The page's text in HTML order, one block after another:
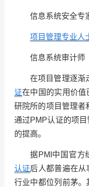
信息系统安全专
项目管理专业人
信息系统审计师
在项目管理逐渐
证在中国的实用价值
研院所的项目管理者
通过PMP认证的项
的提高。
据PMI中国官方
认证后人都普遍在从
行业中都位列前茅。